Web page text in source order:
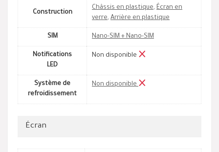
Construction
Châssis en plastique, Écran en
verre, Arrière en plastique
SIM Nano-SIM + Nano-SIM
Notifications
LED
Non disponible
Système de
refroidissement
Non disponible
Écran